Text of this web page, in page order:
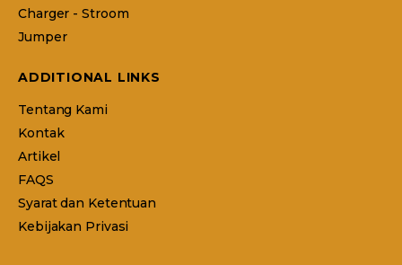
Charger - Stroom
Jumper
ADDITIONAL LINKS
Tentang Kami
Kontak
Artikel
FAQS
Syarat dan Ketentuan
Kebijakan Privasi